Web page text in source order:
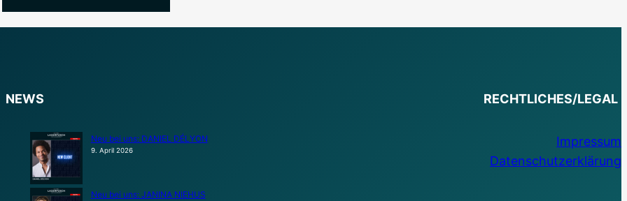
NEWS
Neu bei uns: DANIEL DÉLYON
9. April 2026
Neu bei uns: JANINA NIEHUS
RECHTLICHES/LEGAL
Impressum
Datenschutzerklärung